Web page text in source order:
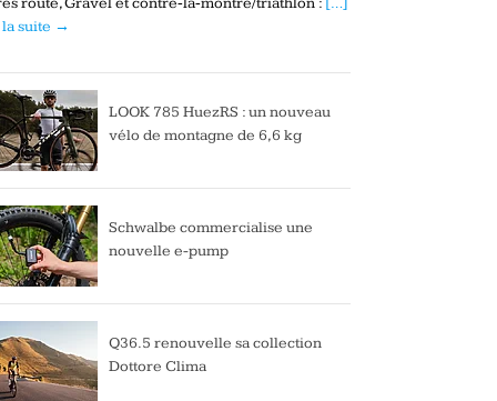
route, Gravel et contre‑la‑montre/triathlon : […]
suite →
LOOK 785 HuezRS : un nouveau
vélo de montagne de 6,6 kg
Schwalbe commercialise une
nouvelle e-pump
Q36.5 renouvelle sa collection
Dottore Clima